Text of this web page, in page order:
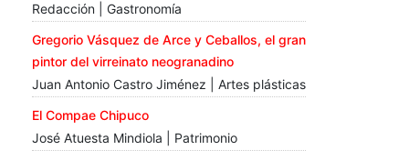
Redacción | Gastronomía
Gregorio Vásquez de Arce y Ceballos, el gran
pintor del virreinato neogranadino
Juan Antonio Castro Jiménez | Artes plásticas
El Compae Chipuco
José Atuesta Mindiola | Patrimonio